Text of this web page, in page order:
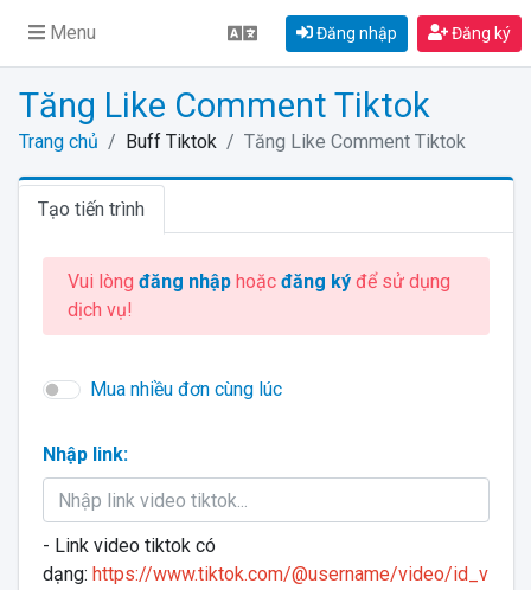
Menu Đăng nhập Đăng ký
Tăng Like Comment Tiktok
Trang chủ Buff Tiktok Tăng Like Comment Tiktok
Tạo tiến trình
Vui lòng đăng nhậphoặc đăng kýđể sử dụng
dịch vụ!
Mua nhiều đơn cùng lúc
Nhập link:
- Link video tiktok có
dạng: https://www.tiktok.com/@username/video/id_v